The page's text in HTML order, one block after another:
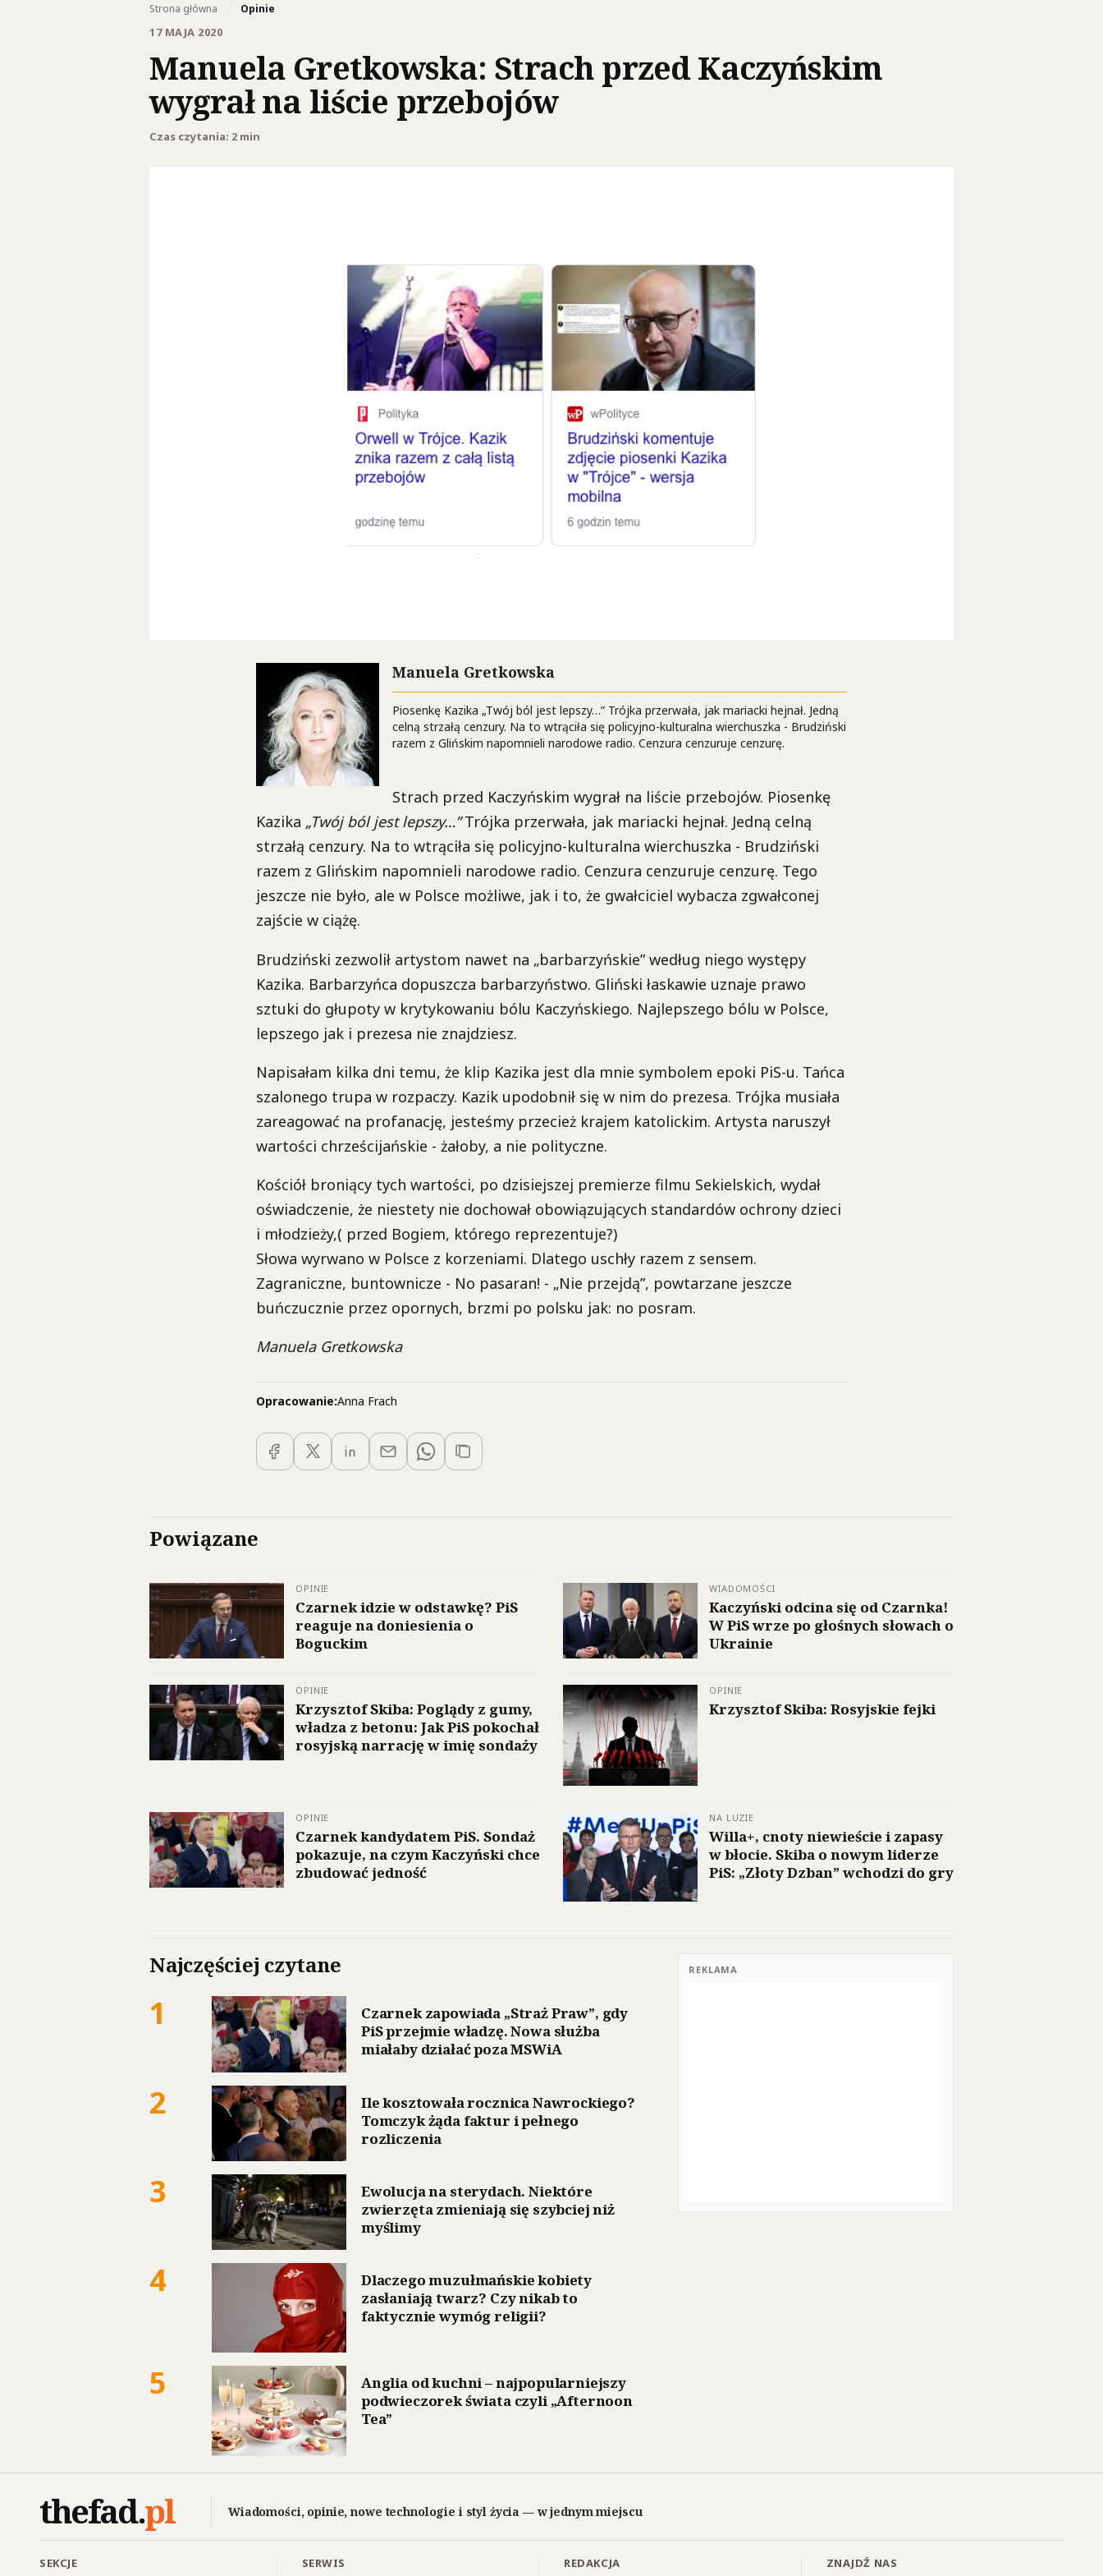
Strona główna / Opinie
17 MAJA 2020
Manuela Gretkowska: Strach przed Kaczyńskim
wygrał na liście przebojów
Czas czytania: 2 min
Manuela Gretkowska
Piosenkę Kazika „Twój ból jest lepszy…” Trójka przerwała, jak mariacki hejnał. Jedną
celną strzałą cenzury. Na to wtrąciła się policyjno-kulturalna wierchuszka - Brudziński
razem z Glińskim napomnieli narodowe radio. Cenzura cenzuruje cenzurę.
Strach przed Kaczyńskim wygrał na liście przebojów. Piosenkę
Kazika „Twój ból jest lepszy…”Trójka przerwała, jak mariacki hejnał. Jedną celną
strzałą cenzury. Na to wtrąciła się policyjno-kulturalna wierchuszka - Brudziński
razem z Glińskim napomnieli narodowe radio. Cenzura cenzuruje cenzurę. Tego
jeszcze nie było, ale w Polsce możliwe, jak i to, że gwałciciel wybacza zgwałconej
zajście w ciążę.
Brudziński zezwolił artystom nawet na „barbarzyńskie” według niego występy
Kazika. Barbarzyńca dopuszcza barbarzyństwo. Gliński łaskawie uznaje prawo
sztuki do głupoty w krytykowaniu bólu Kaczyńskiego. Najlepszego bólu w Polsce,
lepszego jak i prezesa nie znajdziesz.
Napisałam kilka dni temu, że klip Kazika jest dla mnie symbolem epoki PiS-u. Tańca
szalonego trupa w rozpaczy. Kazik upodobnił się w nim do prezesa. Trójka musiała
zareagować na profanację, jesteśmy przecież krajem katolickim. Artysta naruszył
wartości chrześcijańskie - żałoby, a nie polityczne.
Kościół broniący tych wartości, po dzisiejszej premierze filmu Sekielskich, wydał
oświadczenie, że niestety nie dochował obowiązujących standardów ochrony dzieci
i młodzieży,( przed Bogiem, którego reprezentuje?)
Słowa wyrwano w Polsce z korzeniami. Dlatego uschły razem z sensem.
Zagraniczne, buntownicze - No pasaran! - „Nie przejdą”, powtarzane jeszcze
buńczucznie przez opornych, brzmi po polsku jak: no posram.
Manuela Gretkowska
Opracowanie:Anna Frach
Powiązane
OPINIE
Czarnek idzie w odstawkę? PiS
reaguje na doniesienia o
Boguckim
WIADOMOŚCI
Kaczyński odcina się od Czarnka!
W PiS wrze po głośnych słowach o
Ukrainie
OPINIE
Krzysztof Skiba: Poglądy z gumy,
władza z betonu: Jak PiS pokochał
rosyjską narrację w imię sondaży
OPINIE
Krzysztof Skiba: Rosyjskie fejki
OPINIE
Czarnek kandydatem PiS. Sondaż
pokazuje, na czym Kaczyński chce
zbudować jedność
NA LUZIE
Willa+, cnoty niewieście i zapasy
w błocie. Skiba o nowym liderze
PiS: „Złoty Dzban” wchodzi do gry
Najczęściej czytane
1
Czarnek zapowiada „Straż Praw”, gdy
PiS przejmie władzę. Nowa służba
miałaby działać poza MSWiA
2
Ile kosztowała rocznica Nawrockiego?
Tomczyk żąda faktur i pełnego
rozliczenia
3
Ewolucja na sterydach. Niektóre
zwierzęta zmieniają się szybciej niż
myślimy
4
Dlaczego muzułmańskie kobiety
zasłaniają twarz? Czy nikab to
faktycznie wymóg religii?
5
Anglia od kuchni – najpopularniejszy
podwieczorek świata czyli „Afternoon
Tea”
REKLAMA
thefad.pl Wiadomości, opinie, nowe technologie i styl życia — w jednym miejscu
SEKCJE SERWIS REDAKCJA ZNAJDŹ NAS